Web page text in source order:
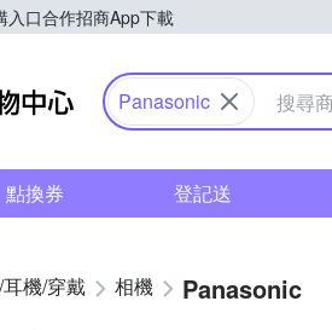
入口合作招商App下載
Yahoo購物中心
Panasonic
點換券 登記送
機/穿戴 相機 Panasonic